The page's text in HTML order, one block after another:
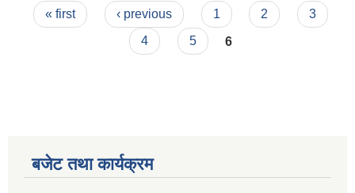
Pages
« first ‹ previous 1 2
3
4
5 6
बजेट तथा कार्यक्रम